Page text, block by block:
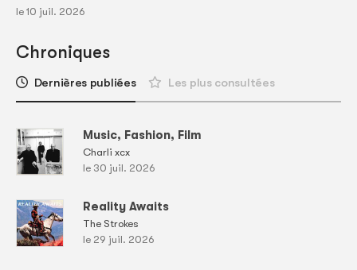
le 10 juil. 2026
Chroniques
Dernières publiées Les plus consultées
Music, Fashion, Film
Charli xcx
le 30 juil. 2026
Reality Awaits
The Strokes
le 29 juil. 2026